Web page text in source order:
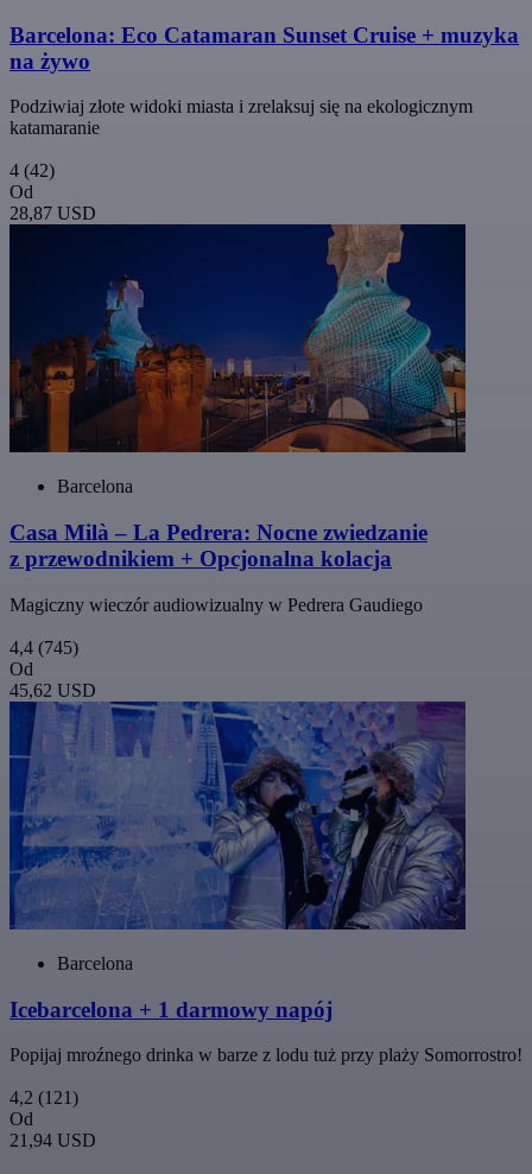
Barcelona: Eco Catamaran Sunset Cruise + muzyka
na żywo
Podziwiaj złote widoki miasta i zrelaksuj się na ekologicznym
katamaranie
4 (42)
Od
28,87 USD
Barcelona
Casa Milà – La Pedrera: Nocne zwiedzanie
z przewodnikiem + Opcjonalna kolacja
Magiczny wieczór audiowizualny w Pedrera Gaudiego
4,4 (745)
Od
45,62 USD
Barcelona
Icebarcelona + 1 darmowy napój
Popijaj mroźnego drinka w barze z lodu tuż przy plaży Somorrostro!
4,2 (121)
Od
21,94 USD